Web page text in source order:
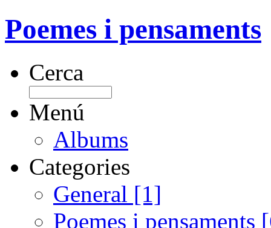
Poemes i pensaments
Cerca
Menú
Albums
Categories
General [1]
Poemes i pensaments